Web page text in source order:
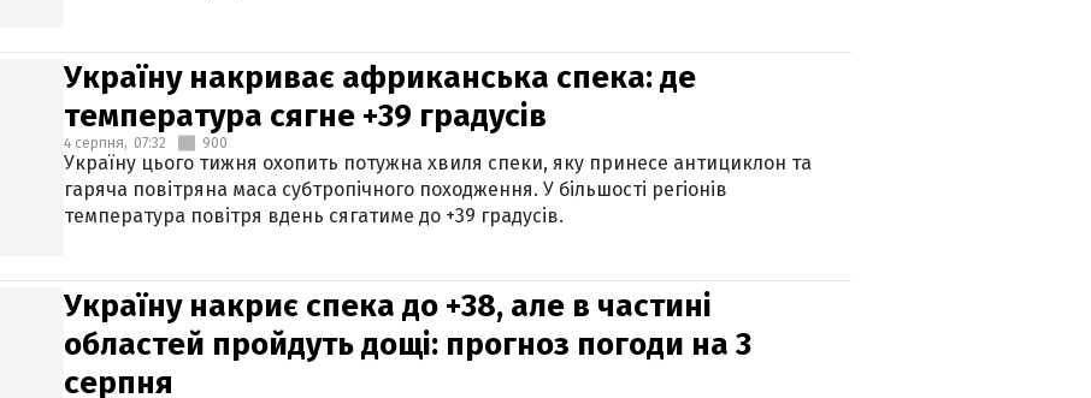
Україну накриває африканська спека: де
температура сягне +39 градусів
4 серпня, 07:32 900
Україну цього тижня охопить потужна хвиля спеки, яку принесе антициклон та
гаряча повітряна маса субтропічного походження. У більшості регіонів
температура повітря вдень сягатиме до +39 градусів.
Україну накриє спека до +38, але в частині
областей пройдуть дощі: прогноз погоди на 3
серпня